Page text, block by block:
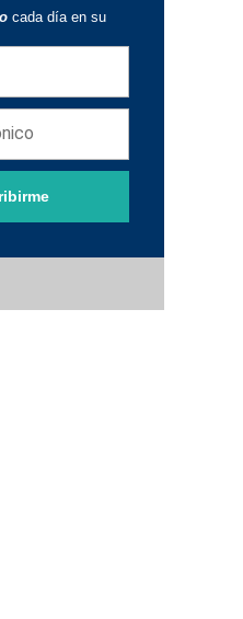
cada día en su